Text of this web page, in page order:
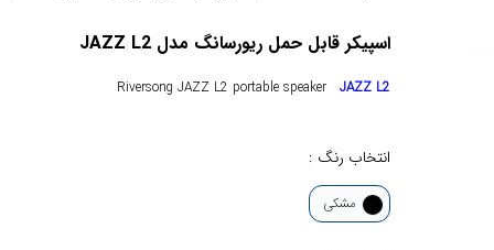
اسپیکر قابل حمل ریورسانگ مدل JAZZ L2
Riversong JAZZ L2 portable speaker JAZZ L2
انتخاب رنگ :
مشکی